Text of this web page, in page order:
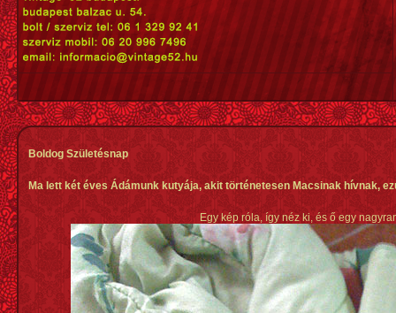
Boldog Születésnap
Ma lett két éves Ádámunk kutyája, akit történetesen Macsinak hívnak,
Egy kép róla, így néz ki, és ő egy